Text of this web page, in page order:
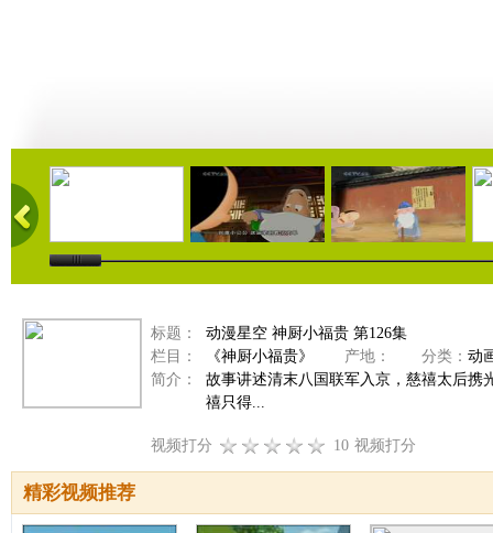
18:32 18:20 19:53
标题：
动漫星空 神厨小福贵 第126集
栏目：
《神厨小福贵》 产地： 分类： 动
简介：
故事讲述清末八国联军入京，慈禧太后携
禧只得...
视频打分 10 视频打分
精彩视频推荐